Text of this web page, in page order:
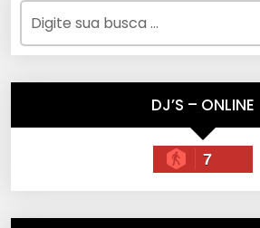
DJ’S – ONLINE
7